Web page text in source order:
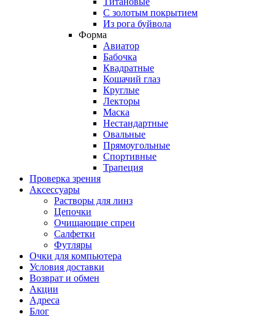
С золотым покрытием
Из рога буйвола
Форма
Авиатор
Бабочка
Квадратные
Кошачий глаз
Круглые
Лекторы
Маска
Нестандартные
Овальные
Прямоугольные
Спортивные
Трапеция
Проверка зрения
Аксессуары
Растворы для линз
Цепочки
Очищающие спреи
Салфетки
Футляры
Очки для компьютера
Условия доставки
Возврат и обмен
Акции
Адреса
Блог